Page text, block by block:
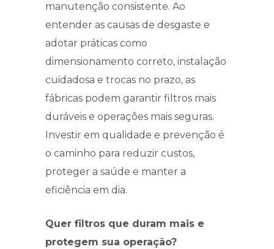
manutenção consistente. Ao
entender as causas de desgaste e
adotar práticas como
dimensionamento correto, instalação
cuidadosa e trocas no prazo, as
fábricas podem garantir filtros mais
duráveis e operações mais seguras.
Investir em qualidade e prevenção é
o caminho para reduzir custos,
proteger a saúde e manter a
eficiência em dia.
Quer filtros que duram mais e
protegem sua operação?